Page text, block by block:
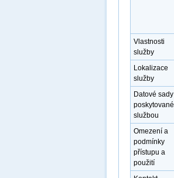
Vlastnosti
služby
Lokalizace
služby
Datové sady
poskytované
službou
Omezení a
podmínky
přístupu a
použití